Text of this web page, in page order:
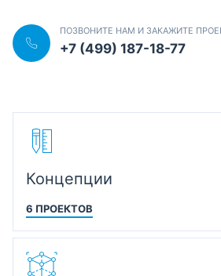
ПОЗВОНИТЕ НАМ И ЗАКАЖИТЕ
+7 (499) 187-18-77
Концепции
6 ПРОЕКТОВ